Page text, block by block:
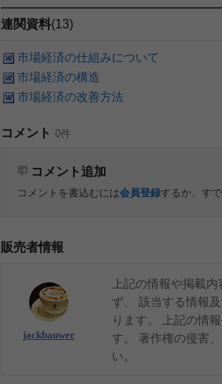
連関資料(13)
市場経済の仕組みについて
市場経済の構造
市場経済の改善方法
コメント 0件
コメント追加
コメントを書込むには会員登録するか、す
販売者情報
jackbauwer
上記の情報や掲載
ず、 該当する情報
ります。 上記の情
す。 著作権の侵害
い。